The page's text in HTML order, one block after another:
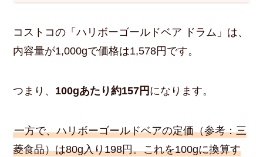
コストコの「ハリボーゴールドベア ドラム」は、
内容量が1,000gで価格は1,578円です。
つまり、 100gあたり約157円 になります。
一方で、ハリボーゴールドベアの定価（参考：三
菱食品）は80g入り198円。これを100gに換算す